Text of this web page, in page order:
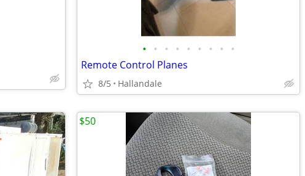
• • • • • • • • •
Remote Control Planes
8/5 Hallandale
$50